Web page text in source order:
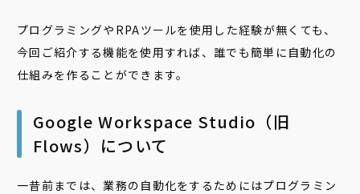
プログラミングやRPAツールを使用した経験が無くても、
今回ご紹介する機能を使用すれば、誰でも簡単に自動化の
仕組みを作ることができます。
Google Workspace Studio（旧
Flows）について
一昔前までは、業務の自動化をするためにはプログラミン